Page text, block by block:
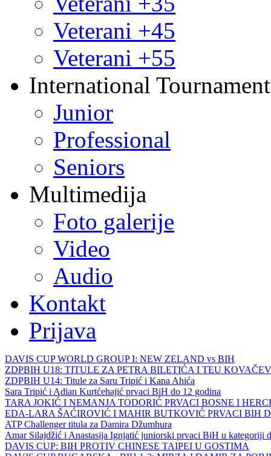
Veterani +45
Veterani +55
International
Junior
Professional
Seniors
Multimedija
Foto galerije
Video
Audio
Kontakt
Prijava
DAVIS CUP WORLD GROUP I: NEW ZELAND vs BIH
ZDPBIH U18: TITULE ZA PETRA BILETIĆA I TEU
ZDPBIH U14: Titule za Saru Tripić i Kana Ahića
Sara Tripić i Adian Kurtćehajić prvaci BiH do 12 godina
TARA JOKIĆ I NEMANJA TODORIĆ PRVACI BOSNE I
EDA-LARA ŠAĆIROVIĆ I MAHIR BUTKOVIĆ PRVACI BIH
ATP Challenger titula za Damira Džumhura
Amar Silajdžić i Anastasija Ignjatić juniorski prvaci BiH u kategoriji
DAVIS CUP: BIH PROTIV CHINESE TAIPEI U GOSTIMA